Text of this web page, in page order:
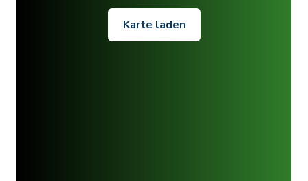
Karte laden